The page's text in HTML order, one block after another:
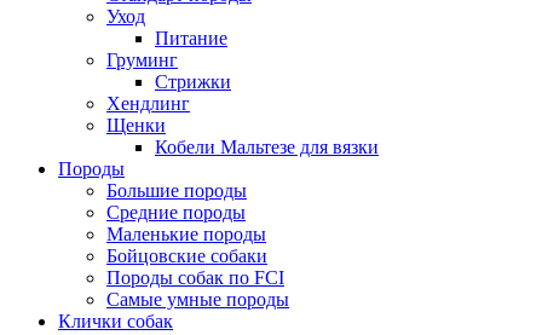
Уход
Питание
Груминг
Стрижки
Хендлинг
Щенки
Кобели Мальтезе для вязки
Породы
Большие породы
Средние породы
Маленькие породы
Бойцовские собаки
Породы собак по FCI
Самые умные породы
Клички собак